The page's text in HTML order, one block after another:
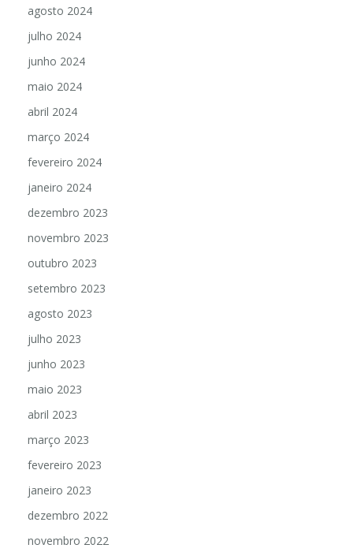
agosto 2024
julho 2024
junho 2024
maio 2024
abril 2024
março 2024
fevereiro 2024
janeiro 2024
dezembro 2023
novembro 2023
outubro 2023
setembro 2023
agosto 2023
julho 2023
junho 2023
maio 2023
abril 2023
março 2023
fevereiro 2023
janeiro 2023
dezembro 2022
novembro 2022